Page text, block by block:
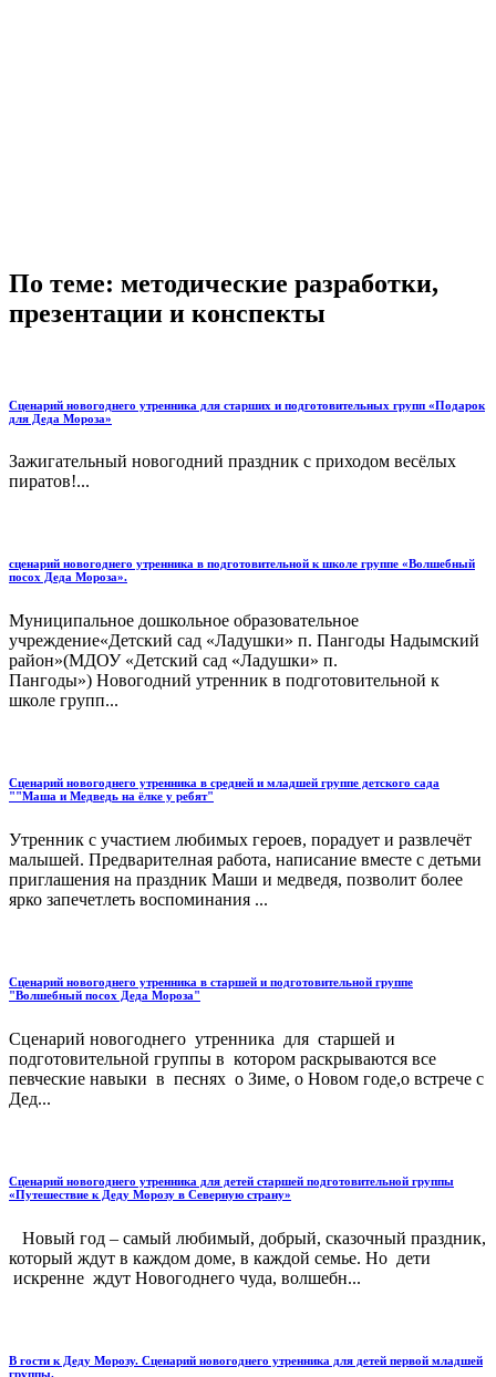
По теме: методические разработки,
презентации и конспекты
Сценарий новогоднего утренника для старших и подготовительных групп «Подарок
для Деда Мороза»
Зажигательный новогодний праздник с приходом весёлых
пиратов!...
сценарий новогоднего утренника в подготовительной к школе группе «Волшебный
посох Деда Мороза».
Муниципальное дошкольное образовательное
учреждение«Детский сад «Ладушки» п. Пангоды Надымский
район»(МДОУ «Детский сад «Ладушки» п.
Пангоды») Новогодний утренник в подготовительной к
школе групп...
Сценарий новогоднего утренника в средней и младшей группе детского сада
""Маша и Медведь на ёлке у ребят"
Утренник с участием любимых героев, порадует и развлечёт
малышей. Предварителная работа, написание вместе с детьми
приглашения на праздник Маши и медведя, позволит более
ярко запечетлеть воспоминания ...
Сценарий новогоднего утренника в старшей и подготовительной группе
"Волшебный посох Деда Мороза"
Сценарий новогоднего утренника для старшей и
подготовительной группы в котором раскрываются все
певческие навыки в песнях о Зиме, о Новом годе,о встрече с
Дед...
Сценарий новогоднего утренника для детей старшей подготовительной группы
«Путешествие к Деду Морозу в Северную страну»
Новый год – самый любимый, добрый, сказочный праздник,
который ждут в каждом доме, в каждой семье. Но дети
искренне ждут Новогоднего чуда, волшебн...
В гости к Деду Морозу. Сценарий новогоднего утренника для детей первой младшей
группы.